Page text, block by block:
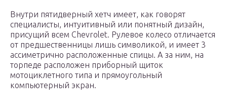
Внутри пятидверный хетч имеет, как говорят
специалисты, интуитивный или понятный дизайн,
присущий всем Chevrolet. Рулевое колесо отличается
от предшественницы лишь символикой, и имеет 3
ассиметрично расположенные спицы. А за ним, на
торпеде расположен приборный щиток
мотоциклетного типа и прямоугольный
компьютерный экран.